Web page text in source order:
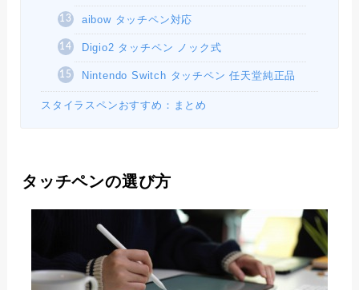
aibow タッチペン対応
Digio2 タッチペン ノック式
Nintendo Switch タッチペン 任天堂純正品
スタイラスペンおすすめ：まとめ
タッチペンの選び方